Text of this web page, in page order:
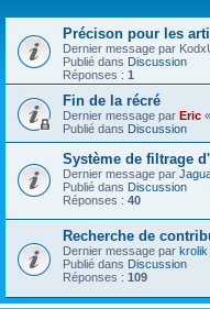
Précison pour les
Dernier message par
Publié dans Discussion
Réponses : 1
Fin de la récré
Dernier message par Eric «
Publié dans Discussion
Système de filtrage
Dernier message par
Publié dans Discussion
Réponses : 40
Recherche de
Dernier message par krolik
Publié dans Discussion
Réponses : 109